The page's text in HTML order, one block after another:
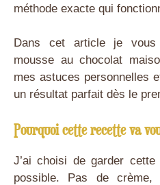
méthode exacte qui
Dans cet article je
mousse au chocolat
mes astuces personnelles
un résultat parfait dès le
Pourquoi cette recette va
J’ai choisi de garder
possible. Pas de